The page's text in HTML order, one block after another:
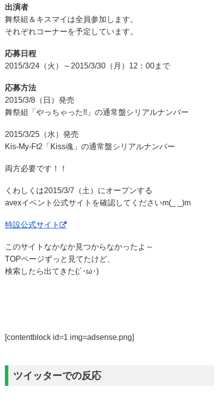
出演者
舞祭組＆キスマイは全員参加します。
それぞれコーナーを予定しています。
応募日程
2015/3/24（火）～2015/3/30（月）12：00まで
応募方法
2015/3/8（日）発売
舞祭組「やっちゃった!!」の通常盤シリアルナンバー
2015/3/25（水）発売
Kis-My-Ft2「Kiss魂」の通常盤シリアルナンバー
両方必要です！！
くわしくは2015/3/7（土）にオープンする
avexイベント公式サイトを確認してくださいm(_ _)m
特設公式サイト
このサイトなかなか見つからなかったよ～
TOPページずっと見てたけど、
検索したら出てきた(;´･ω･)
[contentblock id=1 img=adsense.png]
ツイッターでの反応